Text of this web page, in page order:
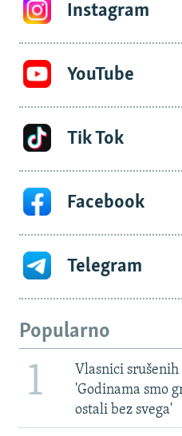
Instagram
YouTube
Tik Tok
Facebook
Telegram
Popularno
1
Vlasnici
'Godinama smo
ostali bez svega'